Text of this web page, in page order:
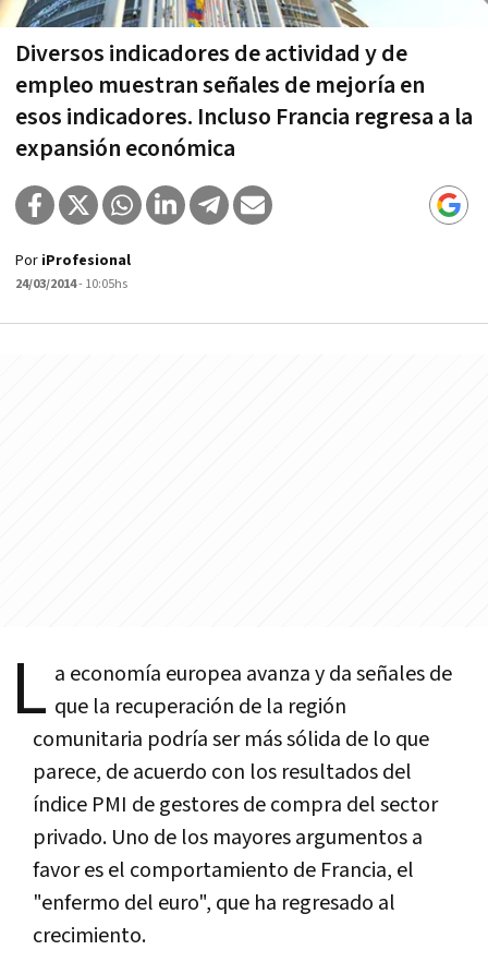
Diversos indicadores de actividad y de
empleo muestran señales de mejoría en
esos indicadores. Incluso Francia regresa a la
expansión económica
Por iProfesional
24/03/2014- 10:05hs
L a economía europea avanza y da señales de
que la recuperación de la región
comunitaria podría ser más sólida de lo que
parece, de acuerdo con los resultados del
índice PMI de gestores de compra del sector
privado. Uno de los mayores argumentos a
favor es el comportamiento de Francia, el
"enfermo del euro", que ha regresado al
crecimiento.